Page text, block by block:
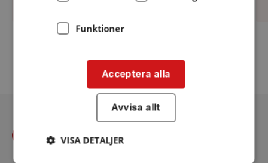
Funktioner
Acceptera alla
Avvisa allt
VISA DETALJER